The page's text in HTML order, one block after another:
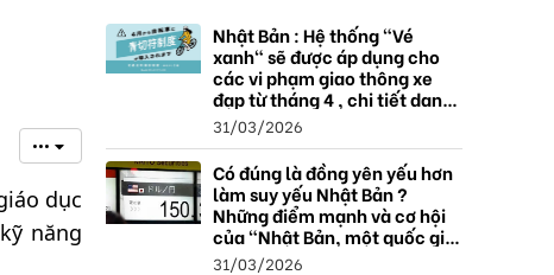
•••
dục
năng
Nhật Bản : Hệ thống "Vé
xanh" sẽ được áp dụng cho
các vi phạm giao thông xe
đạp từ tháng 4 , chi tiết danh
sách và mức xử phạt.
31/03/2026
Có đúng là đồng yên yếu hơn
làm suy yếu Nhật Bản ?
Những điểm mạnh và cơ hội
của "Nhật Bản, một quốc gia
thặng dư".
31/03/2026